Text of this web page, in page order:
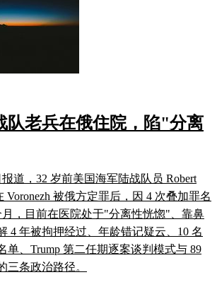
队老兵在俄住院，陷"分离
报道，32 岁前美国海军陆战队员 Robert
Voronezh 被俄方定罪后，因 4 次叠加罪名
月，目前在医院处于"分离性恍惚"、靠鼻
4 年被拘押经过、年龄错记疑云、10 名
单、Trump 第二任期逐案谈判模式与 89
三条政治路径。